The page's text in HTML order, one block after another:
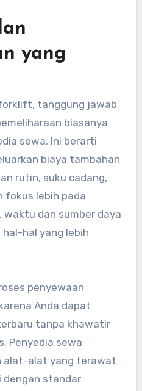
yang
tanggung jawab
biasanya
sewa. Ini berarti
biaya tambahan
rutin, suku cadang,
fokus lebih pada
waktu dan sumber daya
hal yang lebih
penyewaan
Anda dapat
tanpa khawatir
Penyedia sewa
alat-alat yang terawat
dengan standar